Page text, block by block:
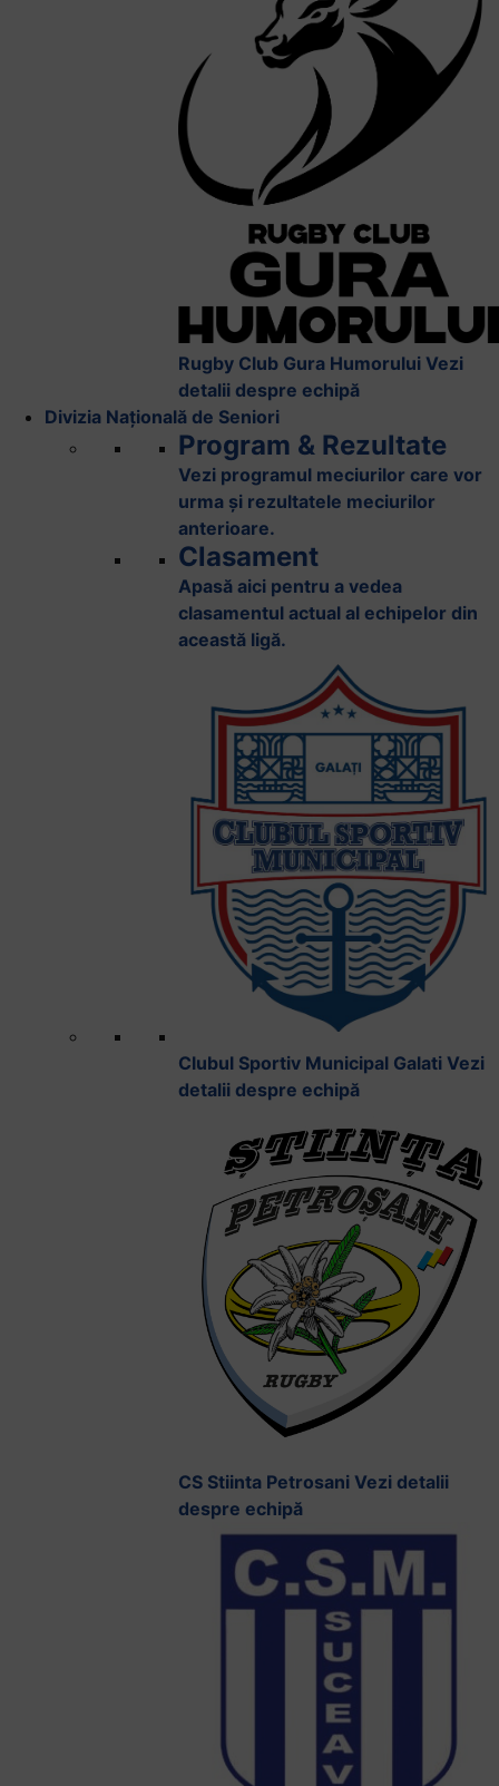
Rugby Club Gura Humorului Vezi
detalii despre echipă
Divizia Națională de Seniori
Program & Rezultate
Vezi programul meciurilor care vor
urma și rezultatele meciurilor
anterioare.
Clasament
Apasă aici pentru a vedea
clasamentul actual al echipelor din
această ligă.
Clubul Sportiv Municipal Galati Vezi
detalii despre echipă
CS Stiinta Petrosani Vezi detalii
despre echipă